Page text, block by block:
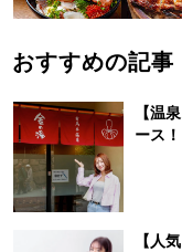
おすすめの記事
【温
ース
【人